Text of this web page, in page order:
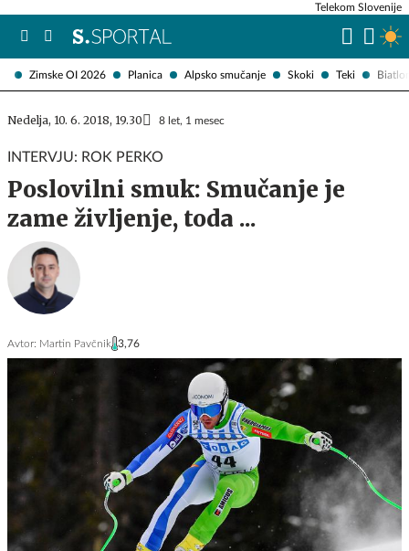
Zimske OI 2026 Planica Alpsko smučanje Skoki Teki
Telekom Slovenije
Nedelja, 10. 6. 2018, 19.30 8 let, 1 mesec
INTERVJU: ROK PERKO
Poslovilni smuk: Smučanje je
zame življenje, toda ...
Avtor: Martin Pavčnik 3,76